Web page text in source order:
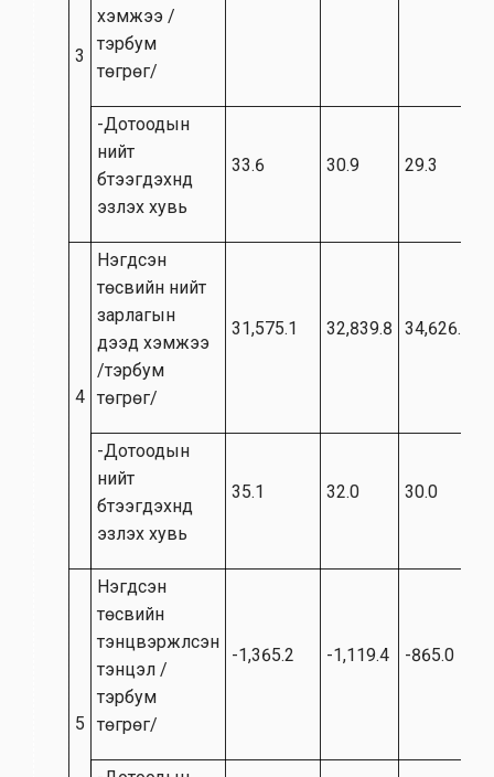
3
хэмжээ /
тэрбум
төгрөг/
-Дотоодын
нийт
бүтээгдэхүүнд
эзлэх хувь
33.6 30.9 29.3
4
Нэгдсэн
төсвийн нийт
зарлагын
дээд хэмжээ
/тэрбум
төгрөг/
31,575.1 32,839.8 34,626.0
-Дотоодын
нийт
бүтээгдэхүүнд
эзлэх хувь
35.1 32.0 30.0
5
Нэгдсэн
төсвийн
тэнцвэржүүлсэн
тэнцэл /
тэрбум
төгрөг/
-1,365.2 -1,119.4 -865.0